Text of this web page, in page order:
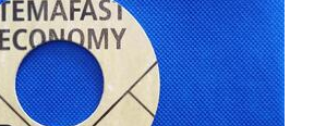
TÖMÍTŐ TÁBLA - SZIGETELŐ LEMEZ
GUMILEMEZ - FILC - HÓTOLÓ
TÖMÍTŐ ZSINÓR - RAGASZTÓ
Hírek
Kapcsolat
ÁSZF